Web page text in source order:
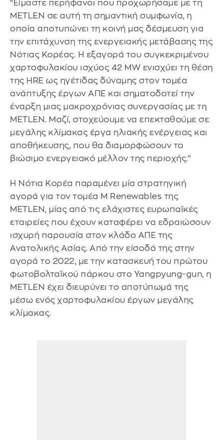
“Είμαστε περήφανοι που προχωρήσαμε με τη
METLEN σε αυτή τη σημαντική συμφωνία, η
οποία αποτυπώνει τη κοινή μας δέσμευση για
την επιτάχυνση της ενεργειακής μετάβασης της
Νότιας Κορέας. Η εξαγορά του συγκεκριμένου
χαρτοφυλακίου ισχύος 42 MW ενισχύει τη θέση
της HRE ως ηγέτιδας δύναμης στον τομέα
ανάπτυξης έργων ΑΠΕ και σηματοδοτεί την
έναρξη μιας μακροχρόνιας συνεργασίας με τη
METLEN. Μαζί, στοχεύουμε να επεκταθούμε σε
μεγάλης κλίμακας έργα ηλιακής ενέργειας και
αποθήκευσης, που θα διαμορφώσουν το
βιώσιμο ενεργειακό μέλλον της περιοχής.”
Η Νότια Κορέα παραμένει μία στρατηγική
αγορά για τον τομέα M Renewables της
METLEN, μίας από τις ελάχιστες ευρωπαϊκές
εταιρείες που έχουν καταφέρει να εδραιώσουν
ισχυρή παρουσία στον κλάδο ΑΠΕ της
Ανατολικής Ασίας. Από την είσοδό της στην
αγορά το 2022, με την κατασκευή του πρώτου
φωτοβολταϊκού πάρκου στο Yangpyung-gun, η
METLEN έχει διευρύνει το αποτύπωμά της
μέσω ενός χαρτοφυλακίου έργων μεγάλης
κλίμακας.